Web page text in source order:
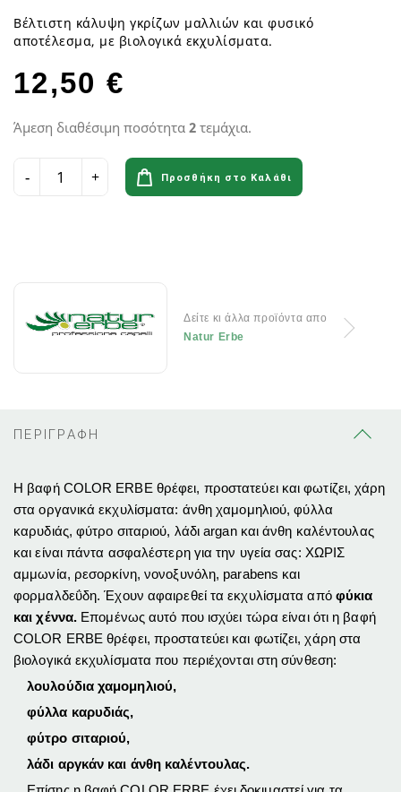
Βέλτιστη κάλυψη γκρίζων μαλλιών και φυσικό
αποτέλεσμα, με βιολογικά εκχυλίσματα.
12,50 €
Άμεση διαθέσιμη ποσότητα 2 τεμάχια.
Προσθήκη στο Καλάθι
Δείτε κι άλλα προϊόντα απο
Natur Erbe
ΠΕΡΙΓΡΑΦΗ
Η βαφή COLOR ERBE θρέφει, προστατεύει και φωτίζει, χάρη
στα οργανικά εκχυλίσματα: άνθη χαμομηλιού, φύλλα
καρυδιάς, φύτρο σιταριού, λάδι argan και άνθη καλέντουλας
και είναι πάντα ασφαλέστερη για την υγεία σας: ΧΩΡΙΣ
αμμωνία, ρεσορκίνη, νονοξυνόλη, parabens και
φορμαλδεΰδη. Έχουν αφαιρεθεί τα εκχυλίσματα από φύκια
και χέννα. Επομένως αυτό που ισχύει τώρα είναι ότι η βαφή
COLOR ERBE θρέφει, προστατεύει και φωτίζει, χάρη στα
βιολογικά εκχυλίσματα που περιέχονται στη σύνθεση:
λουλούδια χαμομηλιού,
φύλλα καρυδιάς,
φύτρο σιταριού,
λάδι αργκάν και άνθη καλέντουλας.